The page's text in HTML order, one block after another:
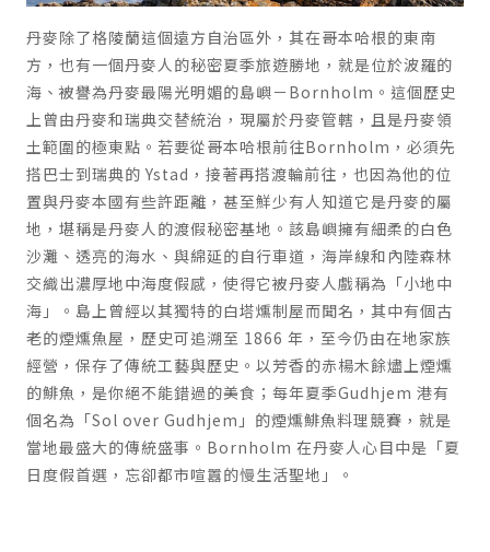
丹麥除了格陵蘭這個遠方自治區外，其在哥本哈根的東南
方，也有一個丹麥人的秘密夏季旅遊勝地，就是位於波羅的
海、被譽為丹麥最陽光明媚的島嶼－ Bornholm 。這個歷史
上曾由丹麥和瑞典交替統治，現屬於丹麥管轄，且是丹麥領
土範圍的極東點。若要從哥本哈根前往Bornholm ，必須先
搭巴士到瑞典的 Ystad ，接著再搭渡輪前往，也因為他的位
置與丹麥本國有些許距離，甚至鮮少有人知道它是丹麥的屬
地，堪稱是丹麥人的渡假秘密基地。該島嶼擁有細柔的白色
沙灘、透亮的海水、與綿延的自行車道，海岸線和內陸森林
交織出濃厚地中海度假感，使得它被丹麥人戲稱為「小地中
海」。島上曾經以其獨特的白塔燻制屋而聞名，其中有個古
老的煙燻魚屋，歷史可追溯至 1866 年，至今仍由在地家族
經營，保存了傳統工藝與歷史。以芳香的赤楊木餘燼上煙燻
的鯡魚，是你絕不能錯過的美食；每年夏季Gudhjem 港有
個名為「Sol over Gudhjem 」的煙燻鯡魚料理競賽，就是
當地最盛大的傳統盛事。 Bornholm 在丹麥人心目中是「夏
日度假首選，忘卻都市喧囂的慢生活聖地」。